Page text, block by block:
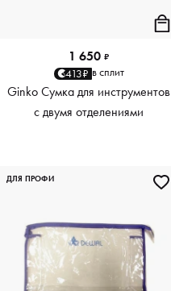
1 650 ₽
413₽ в сплит
Ginko Сумка для инструментов
с двумя отделениями
ДЛЯ ПРОФИ